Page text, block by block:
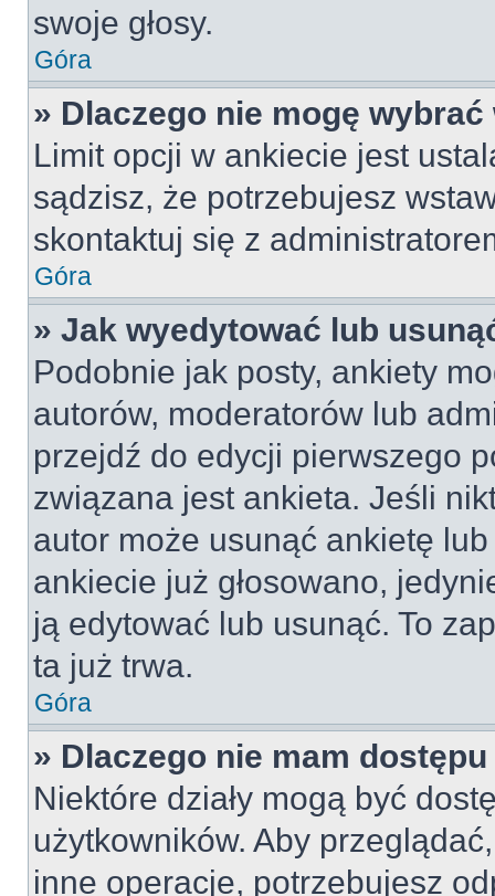
swoje głosy.
Góra
» Dlaczego nie mogę
Limit opcji w ankiecie jest
sądzisz, że potrzebujesz
skontaktuj się z
Góra
» Jak wyedytować lub
Podobnie jak posty, ankiety
autorów, moderatorów lub
przejdź do edycji pierwszego
związana jest ankieta. Jeśli
autor może usunąć ankietę
ankiecie już głosowano,
ją edytować lub usunąć. To
ta już trwa.
Góra
» Dlaczego nie mam dostępu
Niektóre działy mogą być
użytkowników. Aby
inne operacje, potrzebujesz